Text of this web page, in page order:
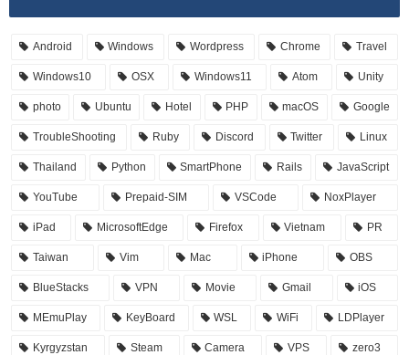
Android Windows Wordpress Chrome Travel
Windows10 OSX Windows11 Atom Unity
photo Ubuntu Hotel PHP macOS Google
TroubleShooting Ruby Discord Twitter Linux
Thailand Python SmartPhone Rails JavaScript
YouTube Prepaid-SIM VSCode NoxPlayer
iPad MicrosoftEdge Firefox Vietnam PR
Taiwan Vim Mac iPhone OBS
BlueStacks VPN Movie Gmail iOS
MEmuPlay KeyBoard WSL WiFi LDPlayer
Kyrgyzstan Steam Camera VPS zero3